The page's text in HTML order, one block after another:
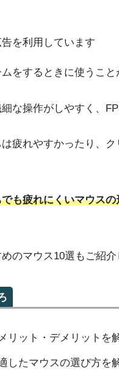
を利用しています
をするときに使うこと
な操作がしやすく、
疲れやすかったり、
も疲れにくいマウス
のマウス10選もご紹
リット・デメリットを
したマウスの選び方を